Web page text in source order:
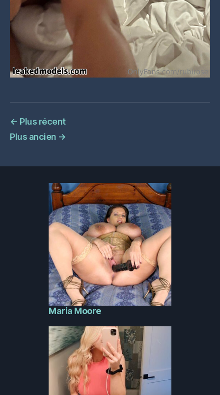
← Plus récent
Plus ancien →
Maria Moore